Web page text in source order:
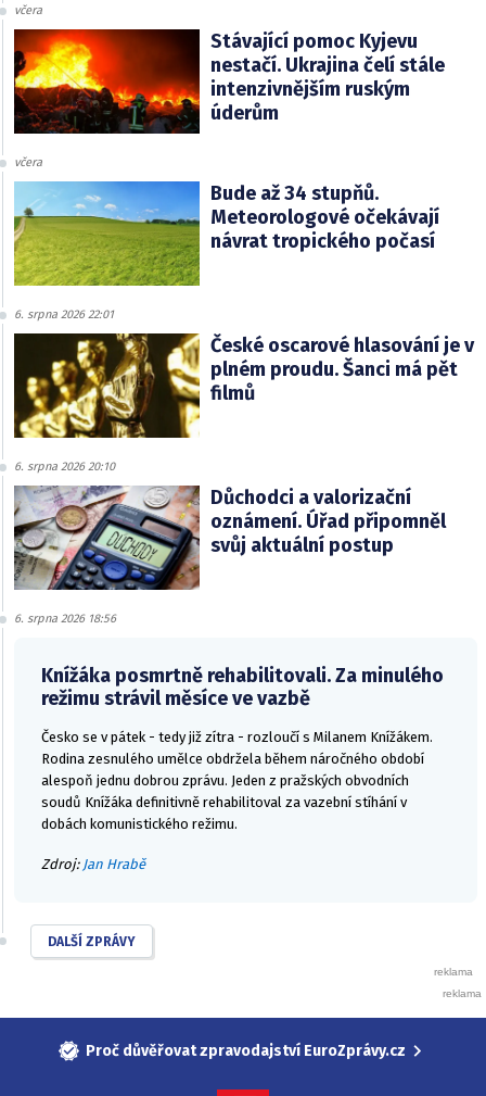
včera
Stávající pomoc Kyjevu
nestačí. Ukrajina čelí stále
intenzivnějším ruským
úderům
včera
Bude až 34 stupňů.
Meteorologové očekávají
návrat tropického počasí
6. srpna 2026 22:01
České oscarové hlasování je v
plném proudu. Šanci má pět
filmů
6. srpna 2026 20:10
Důchodci a valorizační
oznámení. Úřad připomněl
svůj aktuální postup
6. srpna 2026 18:56
Knížáka posmrtně rehabilitovali. Za minulého
režimu strávil měsíce ve vazbě
Česko se v pátek - tedy již zítra - rozloučí s Milanem Knížákem.
Rodina zesnulého umělce obdržela během náročného období
alespoň jednu dobrou zprávu. Jeden z pražských obvodních
soudů Knížáka definitivně rehabilitoval za vazební stíhání v
dobách komunistického režimu.
Zdroj: Jan Hrabě
DALŠÍ ZPRÁVY
Proč důvěřovat zpravodajství EuroZprávy.cz